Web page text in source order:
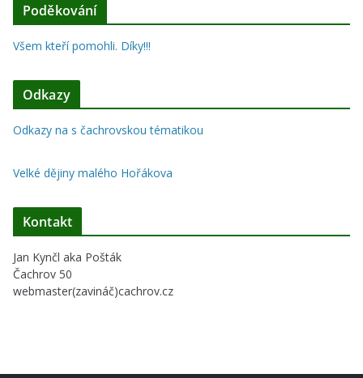
Poděkování
Všem kteří pomohli. Díky!!!
Odkazy
Odkazy na s čachrovskou tématikou
Velké dějiny malého Hořákova
Kontakt
Jan Kynčl aka Pošták
Čachrov 50
webmaster(zavináč)cachrov.cz